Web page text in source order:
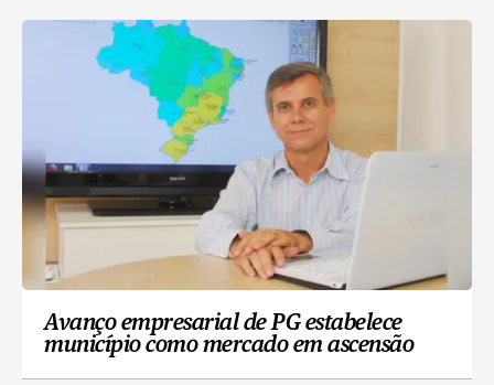
Avanço empresarial de PG estabelece
município como mercado em ascensão